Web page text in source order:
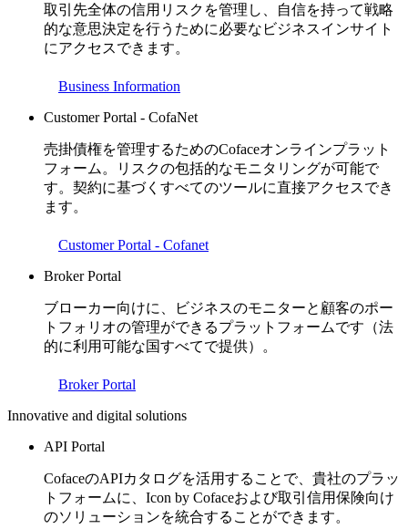
取引先全体の信用リスクを管理し、自信を持って戦略
的な意思決定を行うために必要なビジネスインサイト
にアクセスできます。
Business Information
Customer Portal - CofaNet
売掛債権を管理するためのCofaceオンラインプラット
フォーム。リスクの包括的なモニタリングが可能で
す。契約に基づくすべてのツールに直接アクセスでき
ます。
Customer Portal - Cofanet
Broker Portal
ブローカー向けに、ビジネスのモニターと顧客のポー
トフォリオの管理ができるプラットフォームです（法
的に利用可能な国すべてで提供）。
Broker Portal
Innovative and digital solutions
API Portal
CofaceのAPIカタログを活用することで、貴社のプラッ
トフォームに、Icon by Cofaceおよび取引信用保険向け
のソリューションを統合することができます。